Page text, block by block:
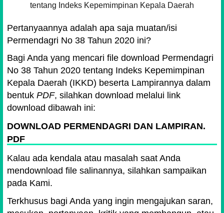
tentang Indeks Kepemimpinan Kepala Daerah
Pertanyaannya adalah apa saja muatan/isi
Permendagri No 38 Tahun 2020 ini?
Bagi Anda yang mencari file download Permendagri
No 38 Tahun 2020 tentang Indeks Kepemimpinan
Kepala Daerah (IKKD) beserta Lampirannya dalam
bentuk PDF, silahkan download melalui link
download dibawah ini:
DOWNLOAD PERMENDAGRI DAN LAMPIRAN.
PDF
Kalau ada kendala atau masalah saat Anda
mendownload file salinannya, silahkan sampaikan
pada Kami.
Terkhusus bagi Anda yang ingin mengajukan saran,